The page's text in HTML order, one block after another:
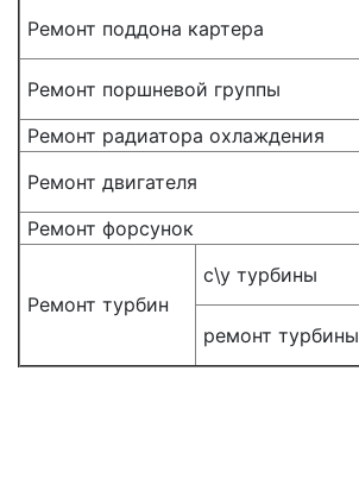
Ремонт поддона картера
Ремонт поршневой группы
Ремонт радиатора охлаждения
Ремонт двигателя
Ремонт форсунок
Ремонт турбин
с\у турбины
ремонт турбины